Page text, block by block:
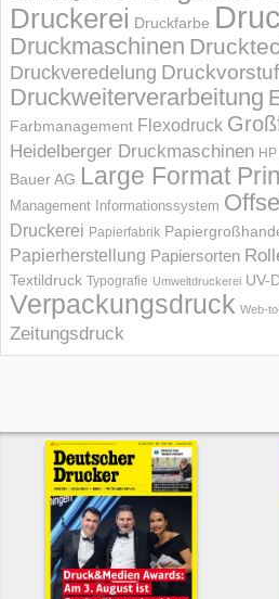
Druckerei Druckfarbe
Druckmaschinen
Druckveredelung
Druckweiterverarbeitung
Farbmanagement Flexodruck
Heidelberger Druckmaschinen
Bauer AG Large Format
Management Informations­system
Druckerei Papierfabrik
Papierherstellung Papiersorten
Textildruck Typografie Umweltdruckerei UV-
Verpackungsdruck Web-
Zeitungsdruck